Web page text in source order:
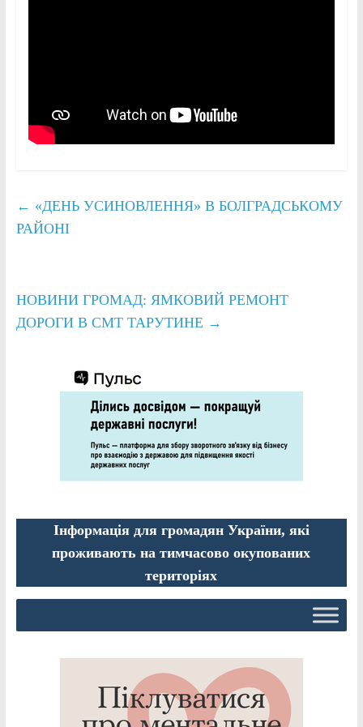
← «ДЕНЬ УСИНОВЛЕННЯ» В БОЛГРАДСЬКОМУ
РАЙОНІ
НОВИНИ ГРОМАД: ЯМКОВИЙ РЕМОНТ
ДОРОГИ В СМТ ТАРУТИНЕ →
Інформація для громадян України, які
проживають на тимчасово окупованих
територіях